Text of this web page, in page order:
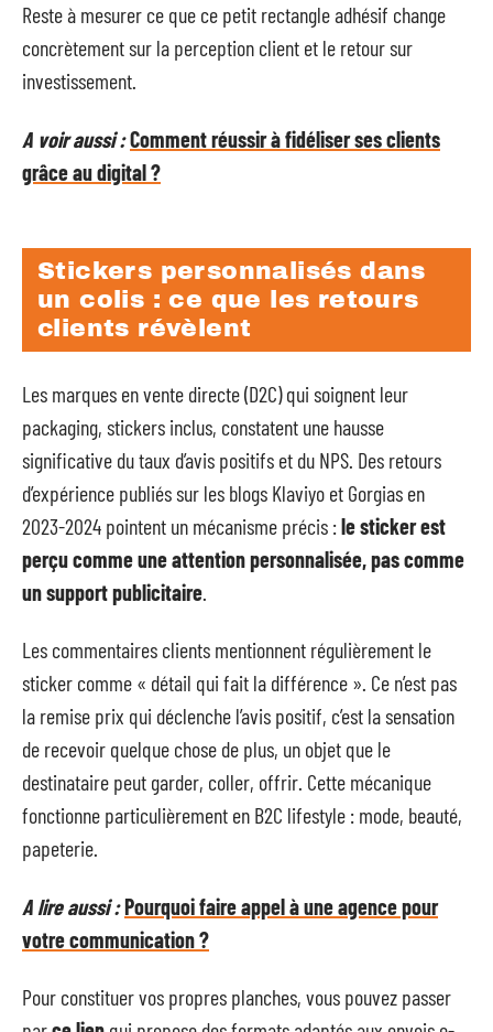
Reste à mesurer ce que ce petit rectangle adhésif change
concrètement sur la perception client et le retour sur
investissement.
A voir aussi :Comment réussir à fidéliser ses clients
grâce au digital ?
Stickers personnalisés dans
un colis : ce que les retours
clients révèlent
Les marques en vente directe (D2C) qui soignent leur
packaging, stickers inclus, constatent une hausse
significative du taux d’avis positifs et du NPS. Des retours
d’expérience publiés sur les blogs Klaviyo et Gorgias en
2023-2024 pointent un mécanisme précis :le sticker est
perçu comme une attention personnalisée, pas comme
un support publicitaire
Les commentaires clients mentionnent régulièrement le
sticker comme « détail qui fait la différence ». Ce n’est pas
la remise prix qui déclenche l’avis positif, c’est la sensation
de recevoir quelque chose de plus, un objet que le
destinataire peut garder, coller, offrir. Cette mécanique
fonctionne particulièrement en B2C lifestyle : mode, beauté,
papeterie.
A lire aussi :Pourquoi faire appel à une agence pour
votre communication ?
Pour constituer vos propres planches, vous pouvez passer